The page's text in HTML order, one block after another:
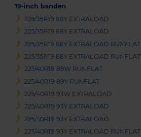
19-inch banden
225/35R19 88Y EXTRALOAD
225/35R19 88Y EXTRALOAD
225/35R19 88Y EXTRALOAD RUNFLAT
225/35R19 88Y EXTRALOAD RUNFLAT
225/40R19 89W RUNFLAT
225/40R19 89Y RUNFLAT
225/40R19 93W EXTRALOAD
225/40R19 93Y EXTRALOAD
225/40R19 93Y EXTRALOAD
225/40R19 93Y EXTRALOAD RUNFLAT